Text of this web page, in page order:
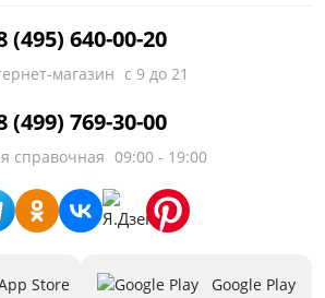
(495) 640-00-20
магазин с 9 до 21
(499) 769-30-00
справочная 09:00 - 19:00
Store Google Play